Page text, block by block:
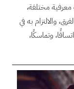
مختلفة،
والالتزام به في
وتماسكًا،